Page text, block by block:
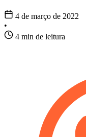
4 de março de 2022
•
4 min de leitura